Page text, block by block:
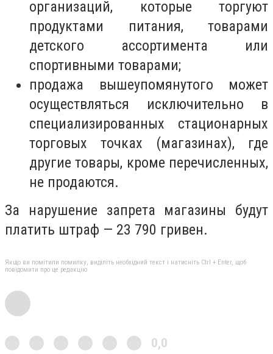
организаций, которые торгуют
продуктами питания, товарами
детского ассортимента или
спортивными товарами;
продажа вышеупомянутого может
осуществляться исключительно в
специализированных стационарных
торговых точках (магазинах), где
другие товары, кроме перечисленных,
не продаются.
За нарушение запрета магазины будут
платить штраф — 23 790 гривен.
Якщо ви помітили помилку, виділіть необхідний текст і натисніть Ctrl + Enter, щоб
повідомити про це редакцію
0,0